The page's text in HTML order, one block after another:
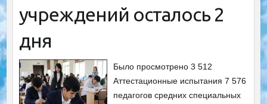
учреждений осталось 2
дня
Было просмотрено 3 512
Аттестационные испытания 7 576
педагогов средних специальных